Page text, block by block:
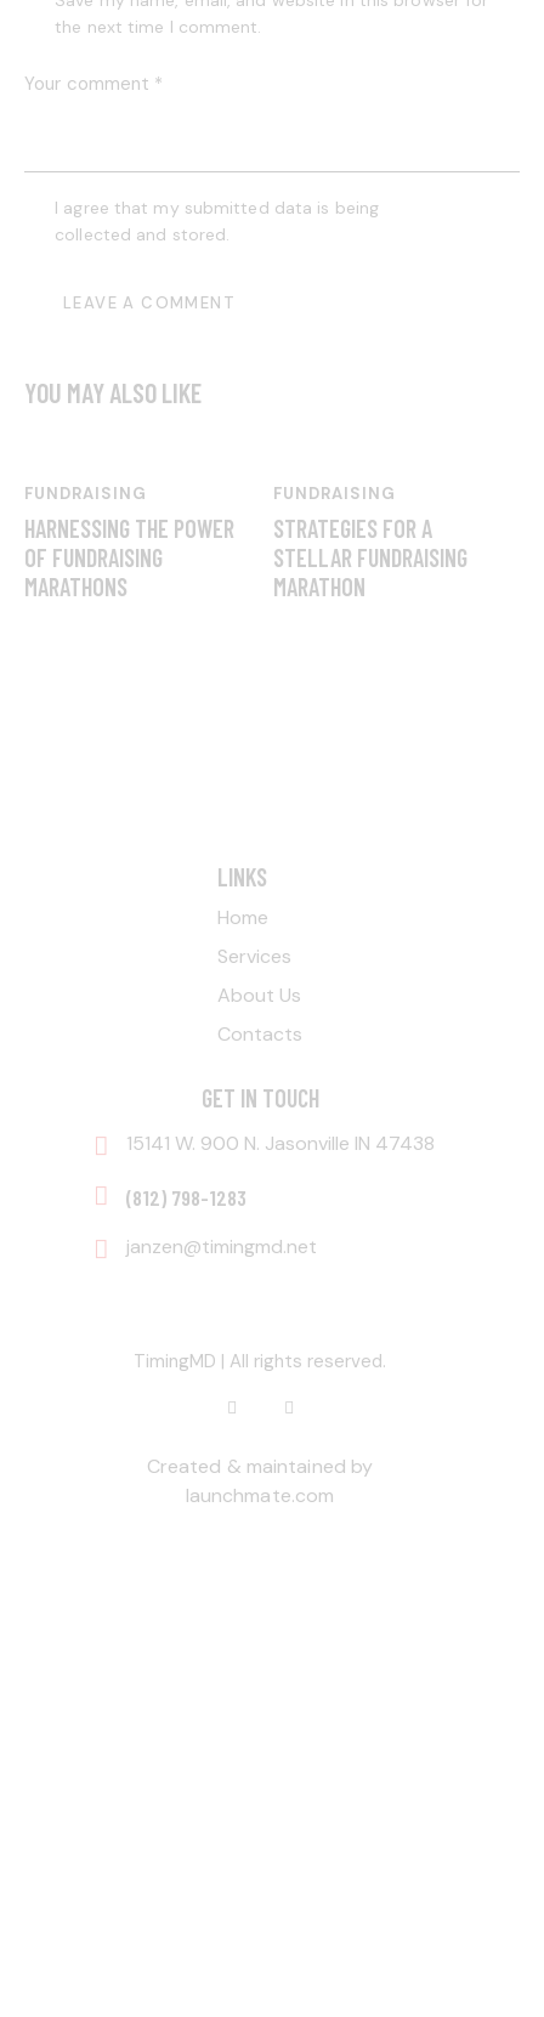
the next time I comment.
I agree that my submitted data is being
collected and stored.
YOU MAY ALSO LIKE
FUNDRAISING
HARNESSING THE POWER
OF FUNDRAISING
MARATHONS
FUNDRAISING
STRATEGIES FOR A
STELLAR FUNDRAISING
MARATHON
LINKS
Home
Services
About Us
Contacts
GET IN TOUCH
15141 W. 900 N. Jasonville IN 47438
‭(812) 798-1283‬
janzen@timingmd.net
TimingMD | All rights reserved.
Created & maintained by
launchmate.com